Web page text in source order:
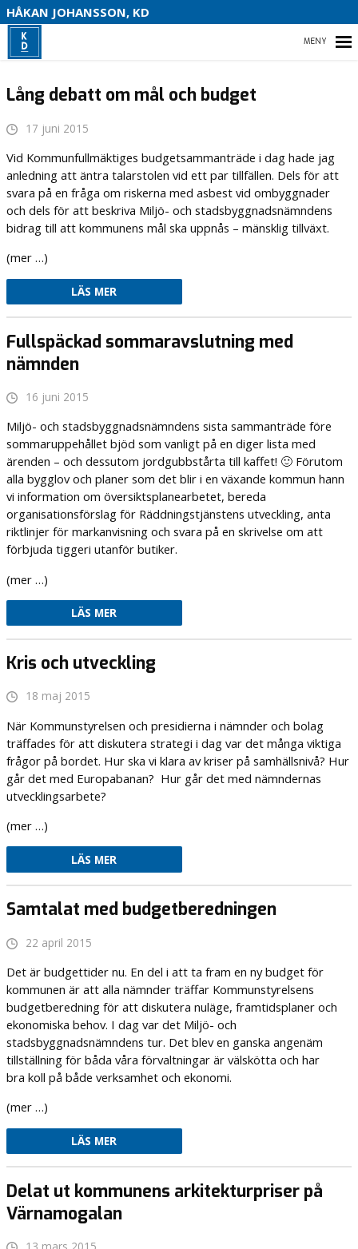
HÅKAN JOHANSSON, KD
HEM
OM MIG
VAL 2022
KONTAKTA MIG
Lång debatt om mål och budget
17 juni 2015
Vid Kommunfullmäktiges budgetsammanträde i dag hade jag
anledning att äntra talarstolen vid ett par tillfällen. Dels för att
svara på en fråga om riskerna med asbest vid ombyggnader
och dels för att beskriva Miljö- och stadsbyggnadsnämndens
bidrag till att kommunens mål ska uppnås – mänsklig tillväxt.
(mer …)
LÄS MER
Fullspäckad sommaravslutning med
nämnden
16 juni 2015
Miljö- och stadsbyggnadsnämndens sista sammanträde före
sommaruppehållet bjöd som vanligt på en diger lista med
ärenden – och dessutom jordgubbstårta till kaffet! 🙂 Förutom
alla bygglov och planer som det blir i en växande kommun hann
vi information om översiktsplanearbetet, bereda
organisationsförslag för Räddningstjänstens utveckling, anta
riktlinjer för markanvisning och svara på en skrivelse om att
förbjuda tiggeri utanför butiker.
(mer …)
LÄS MER
Kris och utveckling
18 maj 2015
När Kommunstyrelsen och presidierna i nämnder och bolag
träffades för att diskutera strategi i dag var det många viktiga
frågor på bordet. Hur ska vi klara av kriser på samhällsnivå? Hur
går det med Europabanan? Hur går det med nämndernas
utvecklingsarbete?
(mer …)
LÄS MER
Samtalat med budgetberedningen
22 april 2015
Det är budgettider nu. En del i att ta fram en ny budget för
kommunen är att alla nämnder träffar Kommunstyrelsens
budgetberedning för att diskutera nuläge, framtidsplaner och
ekonomiska behov. I dag var det Miljö- och
stadsbyggnadsnämndens tur. Det blev en ganska angenäm
tillställning för båda våra förvaltningar är välskötta och har
bra koll på både verksamhet och ekonomi.
(mer …)
LÄS MER
Delat ut kommunens arkitekturpriser på
Värnamogalan